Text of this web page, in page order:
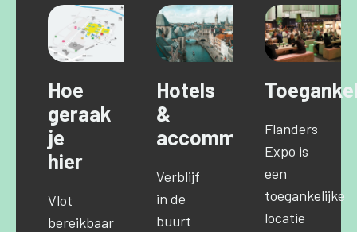
Hoe
geraak
je
hier
Vlot
bereikbaar
Hotels
&
accommodaties
Verblijf
in de
buurt
Flanders
Expo is
een
toegankelijke
locatie